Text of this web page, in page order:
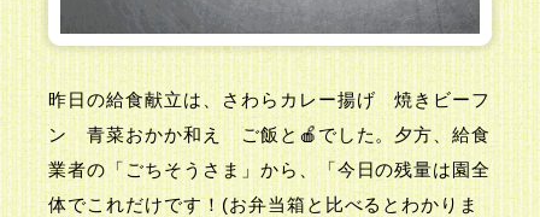
昨日の給食献立は、さわらカレー揚げ 焼きビーフ
ン 青菜おかか和え ご飯と🍎でした。夕方、給食
業者の「ごちそうさま」から、「今日の残量は園全
体でこれだけです！(お弁当箱と比べるとわかりま